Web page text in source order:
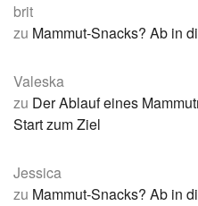
brit
zu Mammut-Snacks? Ab in
Valeska
zu Der Ablauf eines
Start zum Ziel
Jessica
zu Mammut-Snacks? Ab in